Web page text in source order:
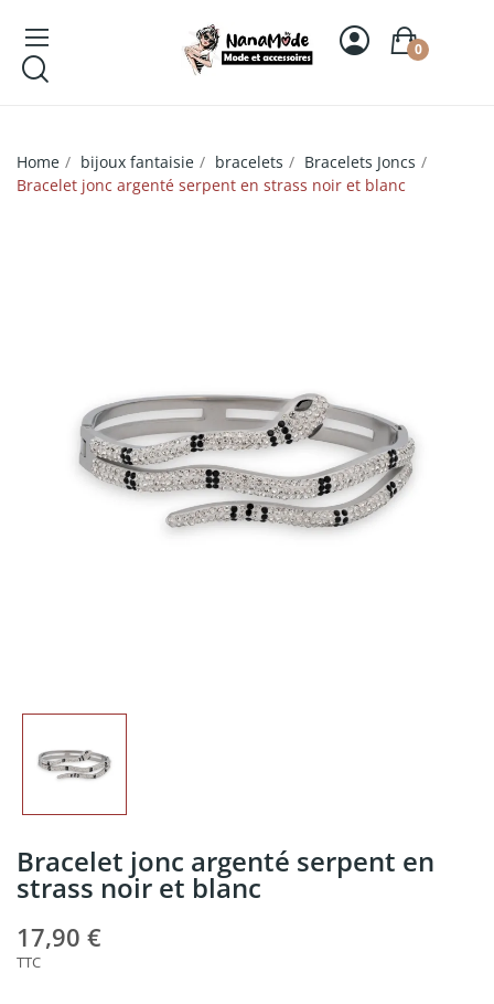
0
Home bijoux fantaisie bracelets
Bracelets Joncs
Bracelet jonc argenté serpent en strass noir et blanc
Bracelet jonc argenté serpent en
strass noir et blanc
17,90 €
TTC